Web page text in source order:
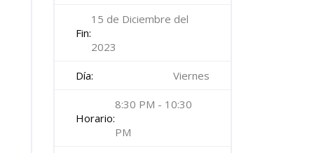
Fin:
15 de Diciembre del
2023
Día: Viernes
Horario:
8:30 PM - 10:30
PM